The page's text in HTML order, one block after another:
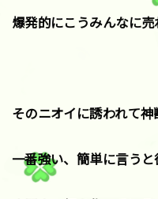
爆発的にこうみんなに売
そのニオイに誘われて
一番強い、簡単に言うと